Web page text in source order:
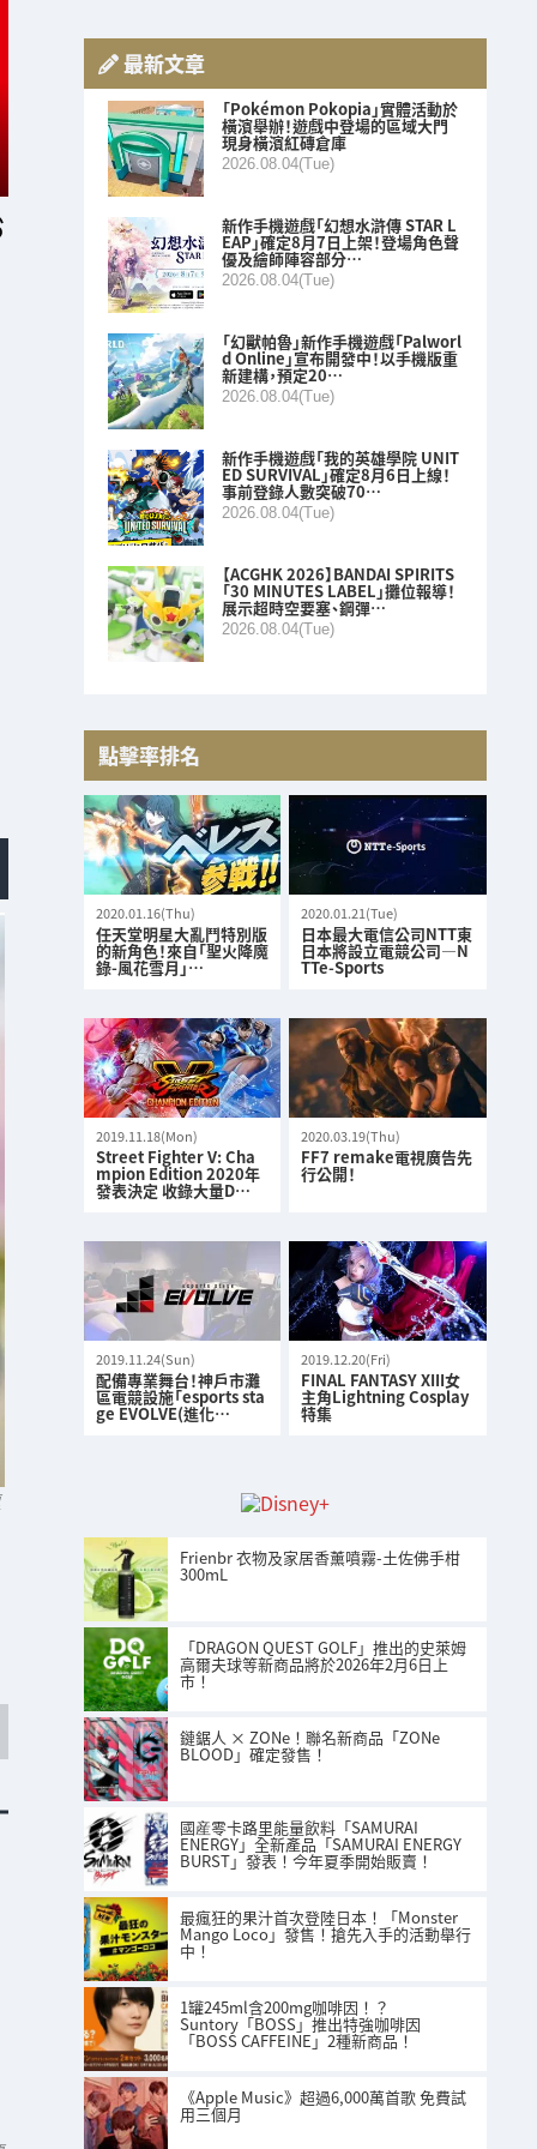
最新文章
「Pokémon Pokopia」實體活動於
橫濱舉辦！遊戲中登場的區域大門
現身橫濱紅磚倉庫
2026.08.04(Tue)
新作手機遊戲「幻想水滸傳 STAR L
EAP」確定8月7日上架！登場角色聲
優及繪師陣容部分…
2026.08.04(Tue)
「幻獸帕魯」新作手機遊戲「Palworl
d Online」宣布開發中！以手機版重
新建構，預定20…
2026.08.04(Tue)
新作手機遊戲「我的英雄學院 UNIT
ED SURVIVAL」確定8月6日上線！
事前登錄人數突破70…
2026.08.04(Tue)
【ACGHK 2026】BANDAI SPIRITS
「30 MINUTES LABEL」攤位報導！
展示超時空要塞、鋼彈…
2026.08.04(Tue)
點擊率排名
2020.01.16(Thu)
任天堂明星大亂鬥特別版
的新角色！來自「聖火降魔
錄-風花雪月」…
2020.01.21(Tue)
日本最大電信公司NTT東
日本將設立電競公司—N
TTe-Sports
2019.11.18(Mon)
Street Fighter V: Cha
mpion Edition 2020年
發表決定 收錄大量D…
2020.03.19(Thu)
FF7 remake電視廣告先
行公開！
2019.11.24(Sun)
配備專業舞台！神戶市灘
區電競設施「esports sta
ge EVOLVE(進化…
2019.12.20(Fri)
FINAL FANTASY XIII女
主角Lightning Cosplay
特集
Frienbr 衣物及家居香薰噴霧-土佐佛手柑
300mL
「DRAGON QUEST GOLF」推出的史萊姆
高爾夫球等新商品將於2026年2月6日上
市！
鏈鋸人 × ZONe！聯名新商品「ZONe
BLOOD」確定發售！
國産零卡路里能量飲料「SAMURAI
ENERGY」全新產品「SAMURAI ENERGY
BURST」發表！今年夏季開始販賣！
最瘋狂的果汁首次登陸日本！「Monster
Mango Loco」發售！搶先入手的活動舉行
中！
1罐245ml含200mg咖啡因！？
Suntory「BOSS」推出特強咖啡因
「BOSS CAFFEINE」2種新商品！
《Apple Music》超過6,000萬首歌 免費試
用三個月